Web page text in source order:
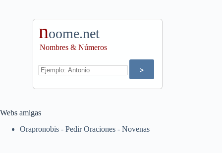
noome.net
Nombres & Números
Webs amigas
Orapronobis - Pedir Oraciones - Novenas